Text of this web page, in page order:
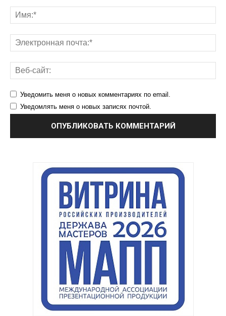
Уведомить меня о новых комментариях по email.
Уведомлять меня о новых записях почтой.